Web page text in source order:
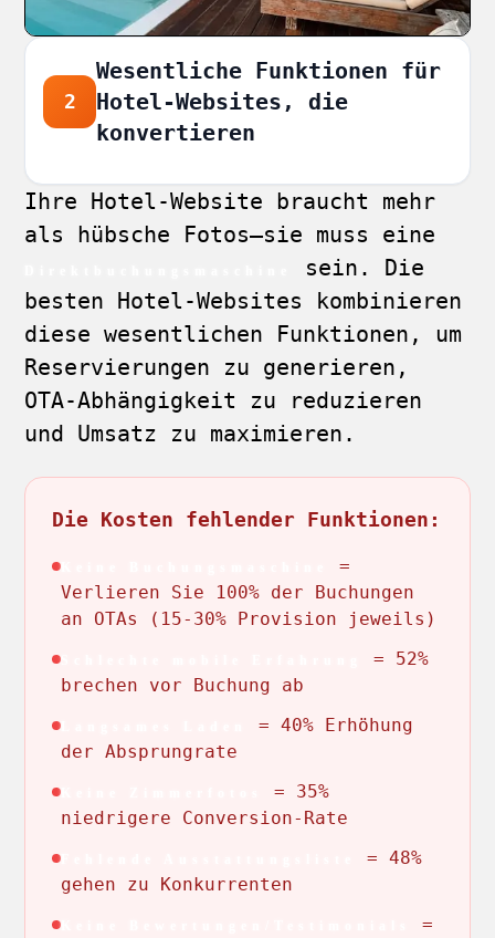
2
Wesentliche Funktionen für
Hotel-Websites, die
konvertieren
Ihre Hotel-Website braucht mehr
als hübsche Fotos—sie muss eine
sein. Die
besten Hotel-Websites kombinieren
diese wesentlichen Funktionen, um
Reservierungen zu generieren,
OTA-Abhängigkeit zu reduzieren
und Umsatz zu maximieren.
Die Kosten fehlender Funktionen:
=
Verlieren Sie 100% der Buchungen
an OTAs (15-30% Provision jeweils)
= 52%
brechen vor Buchung ab
= 40% Erhöhung
der Absprungrate
= 35%
niedrigere Conversion-Rate
= 48%
gehen zu Konkurrenten
=